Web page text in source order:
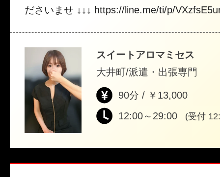
ださいませ ↓↓↓ https://line.me/ti/p/
スイートアロマミセス
大井町/派遣・出張専門
90分 / ￥13,000
12:00～29:00
(受付